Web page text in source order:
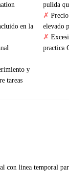
en la
y
tareas
pulida
elevado
practica
con linea temporal